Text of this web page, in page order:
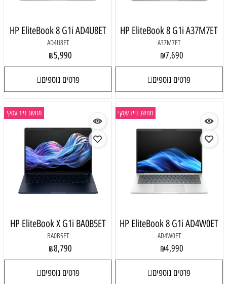
HP EliteBook 8 G1i A37M7ET
A37M7ET
₪7,690
פרטים נוספים
HP EliteBook 8 G1i AD4U8ET
AD4U8ET
₪5,990
פרטים נוספים
מחשב נייד עסקי
HP EliteBook 8 G1i AD4W0ET
AD4W0ET
₪4,990
פרטים נוספים
מחשב נייד עסקי
HP EliteBook X G1i BA0B5ET
BA0B5ET
₪8,790
פרטים נוספים